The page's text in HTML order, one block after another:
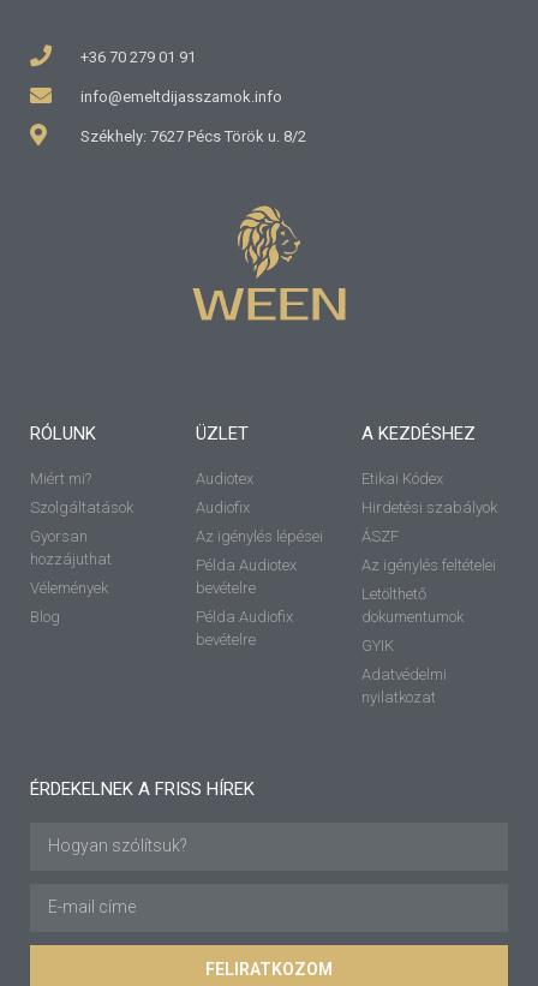
+36 70 279 01 91
info@emeltdijasszamok.info
Székhely: 7627 Pécs Török u. 8/2
RÓLUNK
Miért mi?
Szolgáltatások
Gyorsan
hozzájuthat
Vélemények
Blog
ÜZLET
Audiotex
Audiofix
Az igénylés lépései
Példa Audiotex
bevételre
Példa Audiofix
bevételre
A KEZDÉSHEZ
Etikai Kódex
Hirdetési szabályok
ÁSZF
Az igénylés feltételei
Letölthető
dokumentumok
GYIK
Adatvédelmi
nyilatkozat
ÉRDEKELNEK A FRISS HÍREK
FELIRATKOZOM